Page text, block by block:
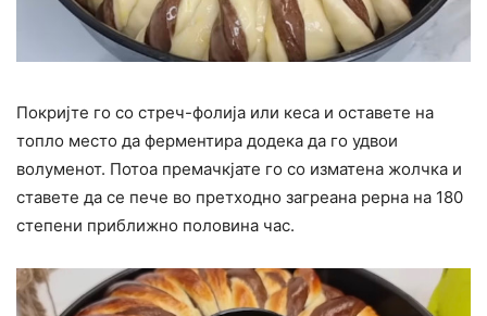
Покријте го со стреч-фолија или кеса и оставете на
топло место да ферментира додека да го удвои
волуменот. Потоа премачкјате го со изматена жолчка и
ставете да се пече во претходно загреана рерна на 180
степени приближно половина час.